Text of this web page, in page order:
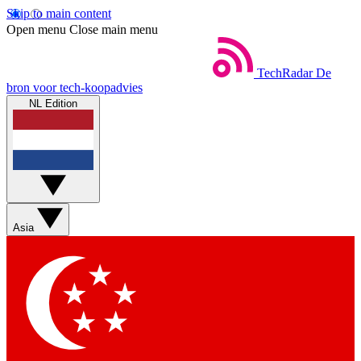
Skip to main content
Open menu Close main menu
TechRadar De
bron voor tech-koopadvies
NL Edition
Asia